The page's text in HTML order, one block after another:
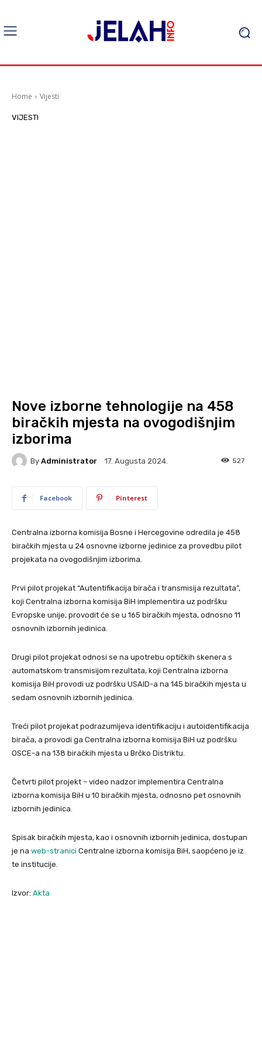
Home Vijesti
VIJESTI
Nove izborne tehnologije na 458
biračkih mjesta na ovogodišnjim
izborima
By Administrator 17. Augusta 2024. 527
Facebook Pinterest
Centralna izborna komisija Bosne i Hercegovine odredila je 458
biračkih mjesta u 24 osnovne izborne jedinice za provedbu pilot
projekata na ovogodišnjim izborima.
Prvi pilot projekat “Autentifikacija birača i transmisija rezultata”,
koji Centralna izborna komisija BiH implementira uz podršku
Evropske unije, provodit će se u 165 biračkih mjesta, odnosno 11
osnovnih izbornih jedinica.
Drugi pilot projekat odnosi se na upotrebu optičkih skenera s
automatskom transmisijom rezultata, koji Centralna izborna
komisija BiH provodi uz podršku USAID-a na 145 biračkih mjesta u
sedam osnovnih izbornih jedinica.
Treći pilot projekat podrazumijeva identifikaciju i autoidentifikacija
birača, a provodi ga Centralna izborna komisija BiH uz podršku
OSCE-a na 138 biračkih mjesta u Brčko Distriktu.
Četvrti pilot projekt – video nadzor implementira Centralna
izborna komisija BiH u 10 biračkih mjesta, odnosno pet osnovnih
izbornih jedinica.
Spisak biračkih mjesta, kao i osnovnih izbornih jedinica, dostupan
je na web-stranici Centralne izborna komisija BiH, saopćeno je iz
te institucije.
Izvor: Akta